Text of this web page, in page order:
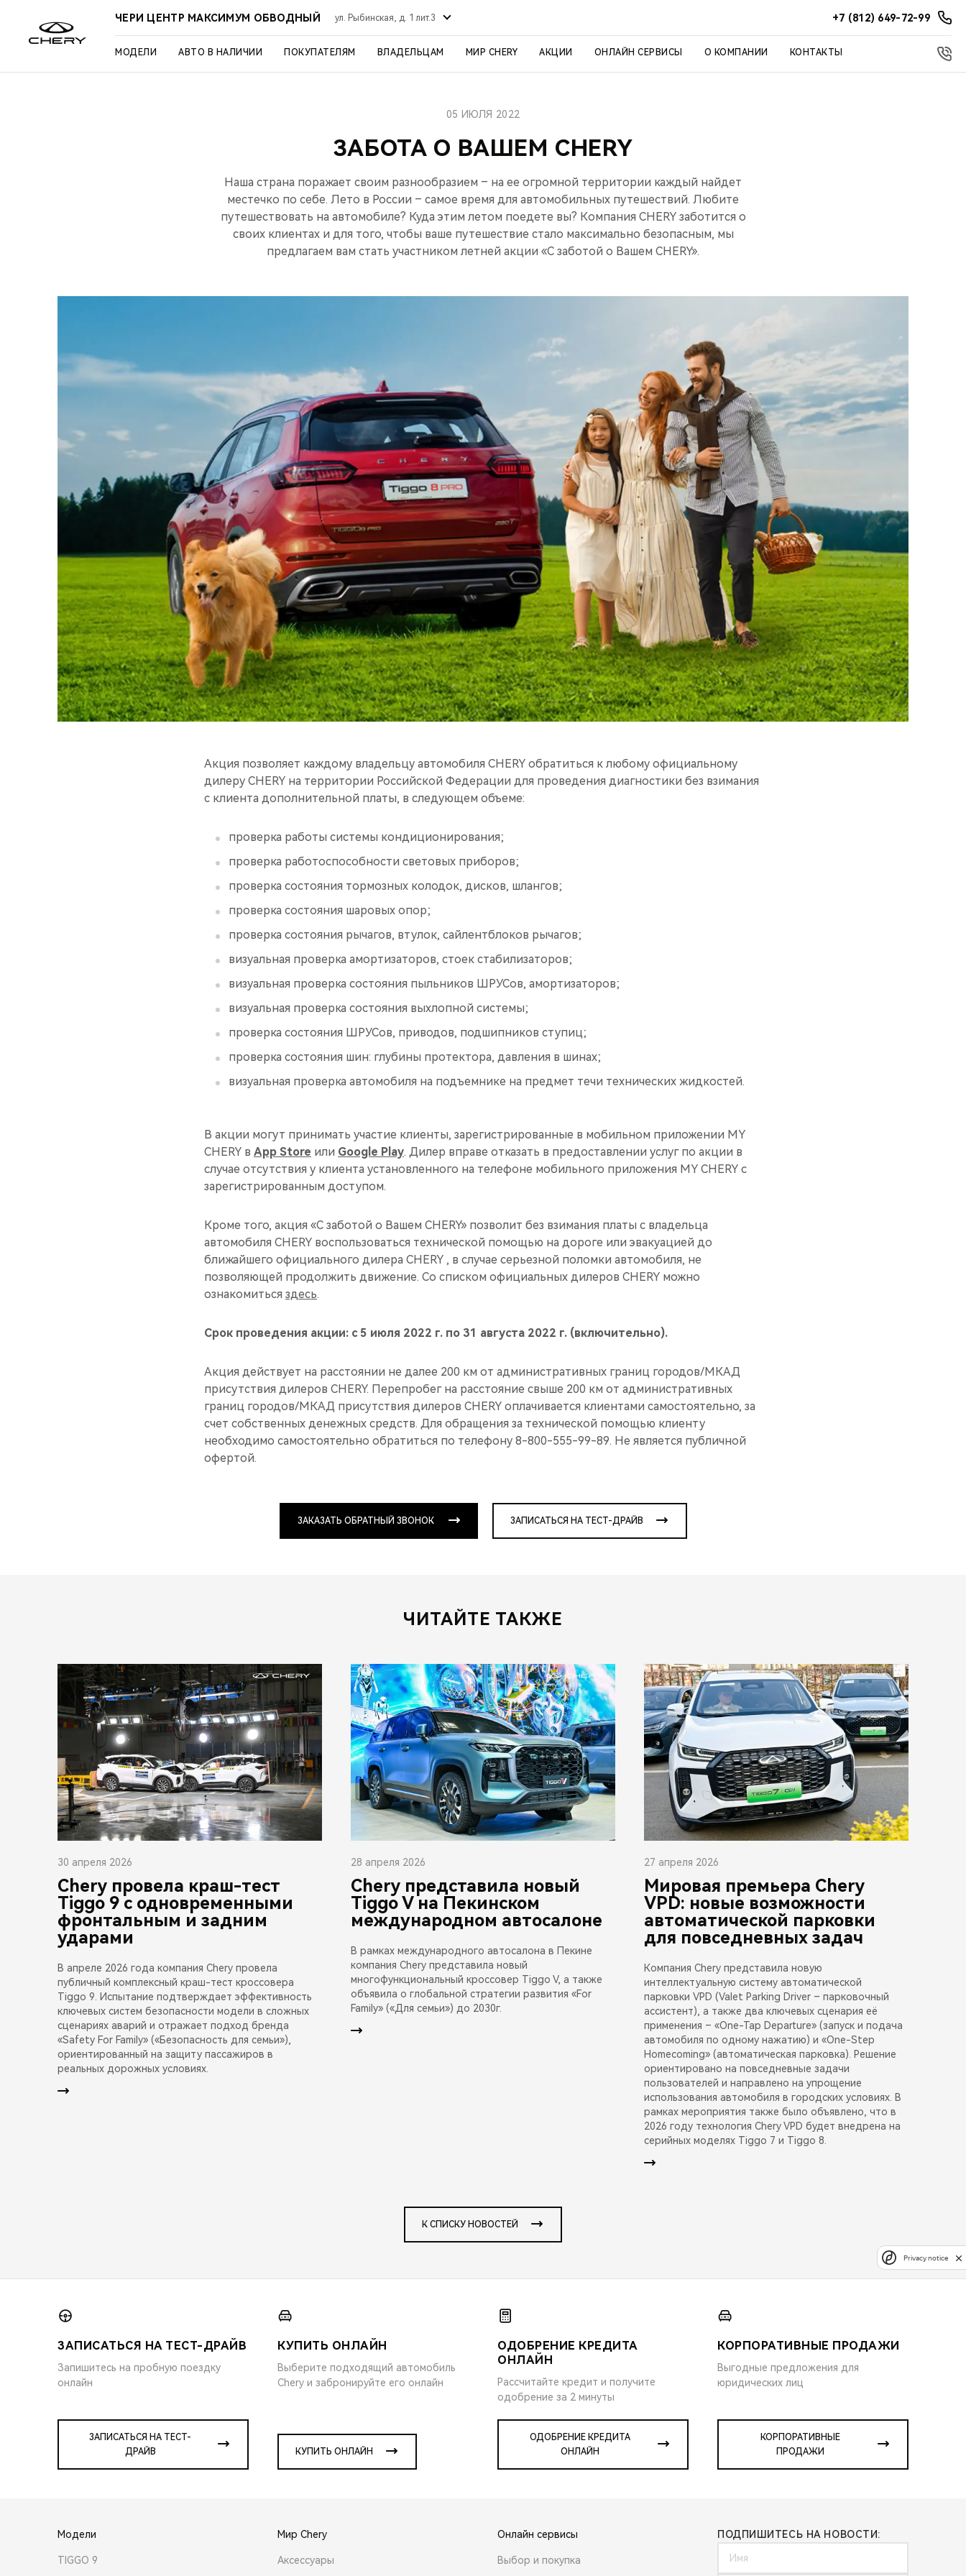
ЧЕРИ ЦЕНТР МАКСИМУМ ОБВОДНЫЙ ул. Рыбинская, д. 1 лит.3 +7 (812) 649-72-99
МОДЕЛИ АВТО В НАЛИЧИИ ПОКУПАТЕЛЯМ ВЛАДЕЛЬЦАМ МИР CHERY АКЦИИ ОНЛАЙН СЕРВИСЫ О КОМПАНИИ КОНТАКТЫ
ЗАБОТА О ВАШЕМ CHERY
05 ИЮЛЯ 2022
Наша страна поражает своим разнообразием – на ее огромной территории каждый найдет
местечко по себе. Лето в России – самое время для автомобильных путешествий. Любите
путешествовать на автомобиле? Куда этим летом поедете вы? Компания CHERY заботится о
своих клиентах и для того, чтобы ваше путешествие стало максимально безопасным, мы
предлагаем вам стать участником летней акции «С заботой о Вашем CHERY».
Акция позволяет каждому владельцу автомобиля CHERY обратиться к любому официальному
дилеру CHERY на территории Российской Федерации для проведения диагностики без взимания
с клиента дополнительной платы, в следующем объеме:
проверка работы системы кондиционирования;
проверка работоспособности световых приборов;
проверка состояния тормозных колодок, дисков, шлангов;
проверка состояния шаровых опор;
проверка состояния рычагов, втулок, сайлентблоков рычагов;
визуальная проверка амортизаторов, стоек стабилизаторов;
визуальная проверка состояния пыльников ШРУСов, амортизаторов;
визуальная проверка состояния выхлопной системы;
проверка состояния ШРУСов, приводов, подшипников ступиц;
проверка состояния шин: глубины протектора, давления в шинах;
визуальная проверка автомобиля на подъемнике на предмет течи технических жидкостей.
В акции могут принимать участие клиенты, зарегистрированные в мобильном приложении MY
CHERY в App Store или Google Play. Дилер вправе отказать в предоставлении услуг по акции в
случае отсутствия у клиента установленного на телефоне мобильного приложения MY CHERY с
зарегистрированным доступом.
Кроме того, акция «С заботой о Вашем CHERY» позволит без взимания платы с владельца
автомобиля CHERY воспользоваться технической помощью на дороге или эвакуацией до
ближайшего официального дилера CHERY , в случае серьезной поломки автомобиля, не
позволяющей продолжить движение. Со списком официальных дилеров CHERY можно
ознакомиться здесь.
Срок проведения акции: с 5 июля 2022 г. по 31 августа 2022 г. (включительно).
Акция действует на расстоянии не далее 200 км от административных границ городов/МКАД
присутствия дилеров CHERY. Перепробег на расстояние свыше 200 км от административных
границ городов/МКАД присутствия дилеров CHERY оплачивается клиентами самостоятельно, за
счет собственных денежных средств. Для обращения за технической помощью клиенту
необходимо самостоятельно обратиться по телефону 8-800-555-99-89. Не является публичной
офертой.
ЗАКАЗАТЬ ОБРАТНЫЙ ЗВОНОК ЗАПИСАТЬСЯ НА ТЕСТ-ДРАЙВ
ЧИТАЙТЕ ТАКЖЕ
30 апреля 2026
Chery провела краш-тест
Tiggo 9 с одновременными
фронтальным и задним
ударами
В апреле 2026 года компания Chery провела
публичный комплексный краш-тест кроссовера
Tiggo 9. Испытание подтверждает эффективность
ключевых систем безопасности модели в сложных
сценариях аварий и отражает подход бренда
«Safety For Family» («Безопасность для семьи»),
ориентированный на защиту пассажиров в
реальных дорожных условиях.
28 апреля 2026
Chery представила новый
Tiggo V на Пекинском
международном автосалоне
В рамках международного автосалона в Пекине
компания Chery представила новый
многофункциональный кроссовер Tiggo V, а также
объявила о глобальной стратегии развития «For
Family» («Для семьи») до 2030г.
27 апреля 2026
Мировая премьера Chery
VPD: новые возможности
автоматической парковки
для повседневных задач
Компания Chery представила новую
интеллектуальную систему автоматической
парковки VPD (Valet Parking Driver – парковочный
ассистент), а также два ключевых сценария её
применения – «One-Tap Departure» (запуск и подача
автомобиля по одному нажатию) и «One-Step
Homecoming» (автоматическая парковка). Решение
ориентировано на повседневные задачи
пользователей и направлено на упрощение
использования автомобиля в городских условиях. В
рамках мероприятия также было объявлено, что в
2026 году технология Chery VPD будет внедрена на
серийных моделях Tiggo 7 и Tiggo 8.
К СПИСКУ НОВОСТЕЙ
ЗАПИСАТЬСЯ НА ТЕСТ-ДРАЙВ
Запишитесь на пробную поездку
онлайн
ЗАПИСАТЬСЯ НА ТЕСТ-
ДРАЙВ
КУПИТЬ ОНЛАЙН
Выберите подходящий автомобиль
Chery и забронируйте его онлайн
КУПИТЬ ОНЛАЙН
ОДОБРЕНИЕ КРЕДИТА
ОНЛАЙН
Рассчитайте кредит и получите
одобрение за 2 минуты
ОДОБРЕНИЕ КРЕДИТА
ОНЛАЙН
КОРПОРАТИВНЫЕ ПРОДАЖИ
Выгодные предложения для
юридических лиц
КОРПОРАТИВНЫЕ
ПРОДАЖИ
Модели
TIGGO 9
Мир Chery
Аксессуары
Онлайн сервисы
Выбор и покупка
ПОДПИШИТЕСЬ НА НОВОСТИ:
Privacy notice